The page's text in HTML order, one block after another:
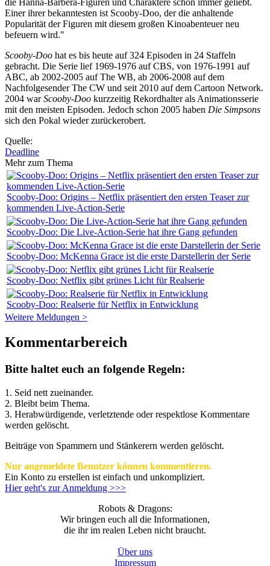
Einer ihrer bekanntesten ist Scooby-Doo, der die anhaltende
Popularität der Figuren mit diesem großen Kinoabenteuer neu
befeuern wird."
Scooby-Doo hat es bis heute auf 324 Episoden in 24 Staffeln
gebracht. Die Serie lief 1969-1976 auf CBS, von 1976-1991 auf
ABC, ab 2002-2005 auf The WB, ab 2006-2008 auf dem
Nachfolgesender The CW und seit 2010 auf dem Cartoon Network.
2004 warScooby-Doo kurzzeitig Rekordhalter als Animationsserie
mit den meisten Episoden. Jedoch schon 2005 haben Die Simpsons
sich den Pokal wieder zurückerobert.
Quelle:
Deadline
Mehr zum Thema
Scooby-Doo: Origins – Netflix präsentiert den ersten Teaser zur
kommenden Live-Action-Serie
Scooby-Doo: Die Live-Action-Serie hat ihre Gang gefunden
Scooby-Doo: McKenna Grace ist die erste Darstellerin der Serie
Scooby-Doo: Netflix gibt grünes Licht für Realserie
Scooby-Doo: Realserie für Netflix in Entwicklung
Weitere Meldungen >
Kommentarbereich
Bitte haltet euch an folgende Regeln:
1. Seid nett zueinander.
2. Bleibt beim Thema.
3. Herabwürdigende, verletztende oder respektlose Kommentare
werden gelöscht.
Beiträge von Spammern und Stänkerern werden gelöscht.
Nur angemeldete Benutzer können kommentieren.
Ein Konto zu erstellen ist einfach und unkompliziert.
Hier geht's zur Anmeldung >>>
Robots & Dragons:
Wir bringen euch all die Informationen,
die ihr im realen Leben nicht braucht.
Über uns
Impressum